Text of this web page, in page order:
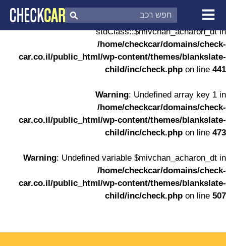
Warning: Undefined property:
stdClass::$mivchan_acharon_dt in
/home/checkcar/domains/check-
car.co.il/public_html/wp-content/themes/blankslate-
child/inc/check.php on line 441
Warning: Undefined array key 1 in
/home/checkcar/domains/check-
car.co.il/public_html/wp-content/themes/blankslate-
child/inc/check.php on line 473
Warning: Undefined variable $mivchan_acharon_dt in
/home/checkcar/domains/check-
car.co.il/public_html/wp-content/themes/blankslate-
child/inc/check.php on line 507
צ'ק קאר
דוח בדיקת רכב